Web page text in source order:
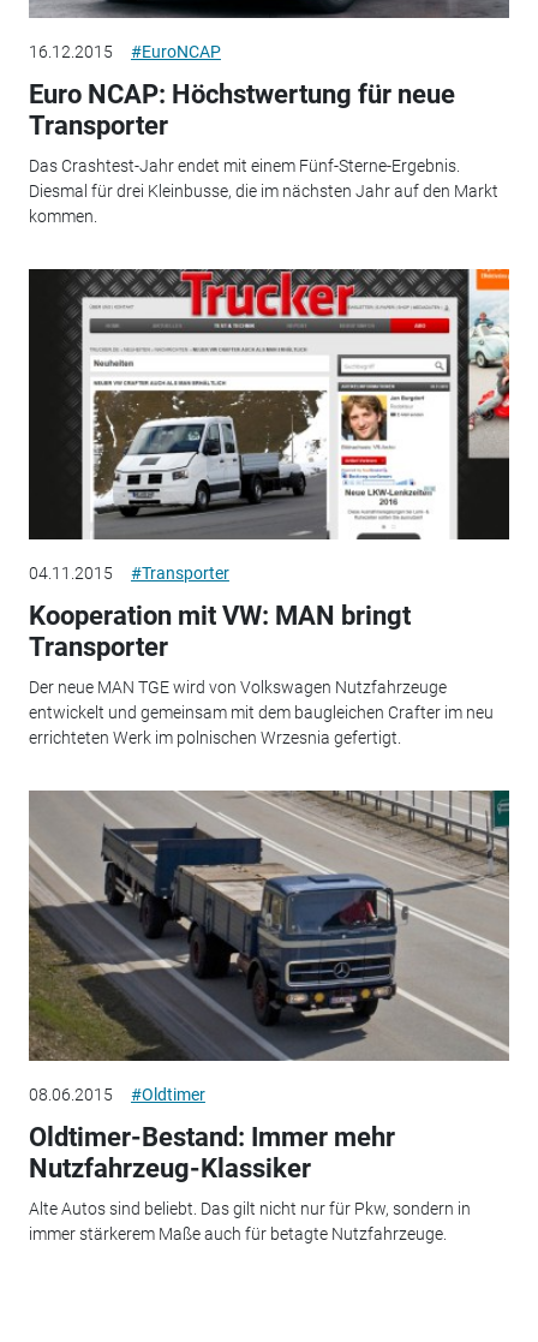
16.12.2015 #EuroNCAP
Euro NCAP: Höchstwertung für neue
Transporter
Das Crashtest-Jahr endet mit einem Fünf-Sterne-Ergebnis.
Diesmal für drei Kleinbusse, die im nächsten Jahr auf den Markt
kommen.
04.11.2015 #Transporter
Kooperation mit VW: MAN bringt
Transporter
Der neue MAN TGE wird von Volkswagen Nutzfahrzeuge
entwickelt und gemeinsam mit dem baugleichen Crafter im neu
errichteten Werk im polnischen Wrzesnia gefertigt.
08.06.2015 #Oldtimer
Oldtimer-Bestand: Immer mehr
Nutzfahrzeug-Klassiker
Alte Autos sind beliebt. Das gilt nicht nur für Pkw, sondern in
immer stärkerem Maße auch für betagte Nutzfahrzeuge.